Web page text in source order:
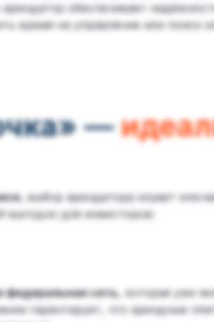
обеспечивает
время на управление или поиск
—
, выбор арендатора играет
выгодно для инвесторов:
федеральная сеть, которая уже
гарантирует, что арендные